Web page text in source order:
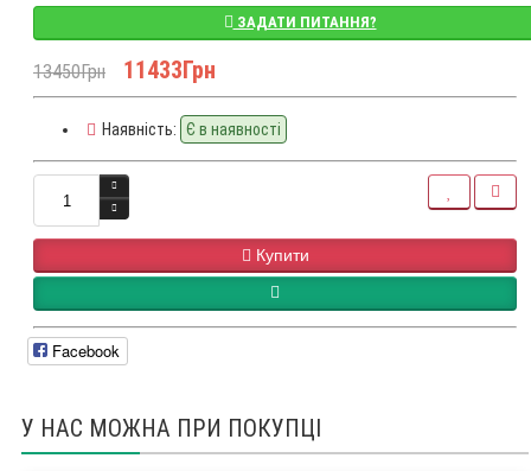
ЗАДАТИ ПИТАННЯ?
13450Грн 11433Грн
Наявність: Є в наявності
Купити
Facebook
У НАС МОЖНА ПРИ ПОКУПЦІ